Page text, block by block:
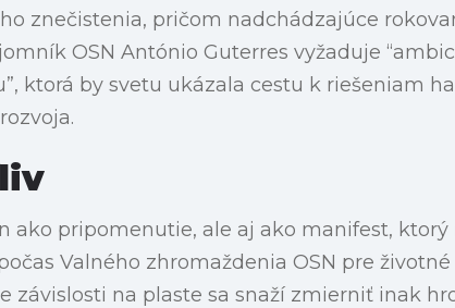
znečistenia, pričom nadchádzajúce
OSN António Guterres vyžaduje
ktorá by svetu ukázala cestu k riešeniam
ako pripomenutie, ale aj ako manifest,
Valného zhromaždenia OSN pre
závislosti na plaste sa snaží zmierniť inak